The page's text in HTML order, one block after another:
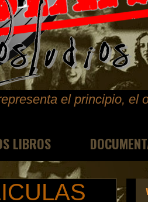
el principio, el
LIBROS